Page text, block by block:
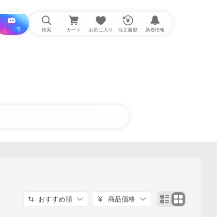
i と探す 検索 カート お気に入り 注文履歴 新着情報
おすすめ順 商品価格